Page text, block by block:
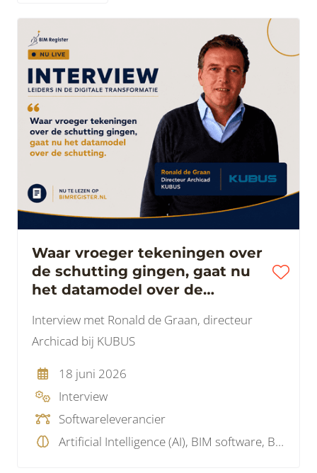
Waar vroeger tekeningen over
de schutting gingen, gaat nu
het datamodel over de
Interview met Ronald de Graan, directeur
Archicad bij KUBUS
18 juni 2026
Interview
Softwareleverancier
Artificial Intelligence (AI), BIM software, BIM visie, Data, Model checking